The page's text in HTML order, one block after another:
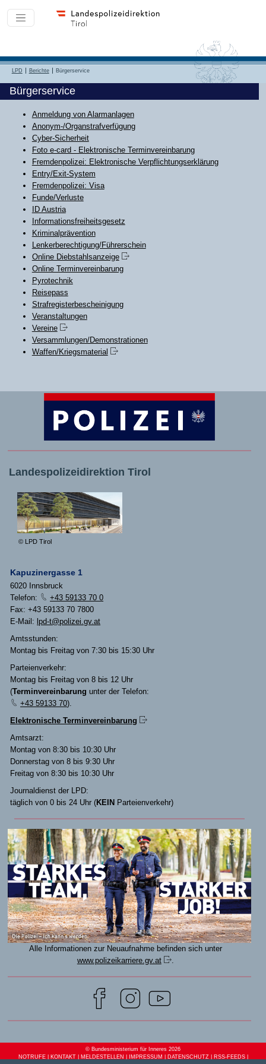
LPD Berichte Bürgerservice
Bürgerservice
Anmeldung von Alarmanlagen
Anonym-/Organstrafverfügung
Cyber-Sicherheit
Foto e-card - Elektronische Terminvereinbarung
Fremdenpolizei: Elektronische Verpflichtungserklärung
Entry/Exit-System
Fremdenpolizei: Visa
Funde/Verluste
ID Austria
Informationsfreiheitsgesetz
Kriminalprävention
Lenkerberechtigung/Führerschein
Online Diebstahlsanzeige
Online Terminvereinbarung
Pyrotechnik
Reisepass
Strafregisterbescheinigung
Veranstaltungen
Vereine
Versammlungen/Demonstrationen
Waffen/Kriegsmaterial
Landespolizeidirektion Tirol
© LPD Tirol
Kapuzinergasse 1
6020 Innsbruck
Telefon:
+43 59133 70 0
Fax: +43 59133 70 7800
E-Mail: lpd-t@polizei.gv.at
Amtsstunden:
Montag bis Freitag von 7:30 bis 15:30 Uhr
Parteienverkehr:
Montag bis Freitag von 8 bis 12 Uhr
(Terminvereinbarung unter der Telefon:
+43 59133 70).
Elektronische Terminvereinbarung
Amtsarzt:
Montag von 8:30 bis 10:30 Uhr
Donnerstag von 8 bis 9:30 Uhr
Freitag von 8:30 bis 10:30 Uhr
Journaldienst der LPD:
täglich von 0 bis 24 Uhr (KEIN Parteienverkehr)
Alle Informationen zur Neuaufnahme befinden sich unter
www.polizeikarriere.gv.at
.
© Bundesministerium für Inneres 2026
NOTRUFE| KONTAKT| MELDESTELLEN IMPRESSUM DATENSCHUTZ RSS-FEEDS|